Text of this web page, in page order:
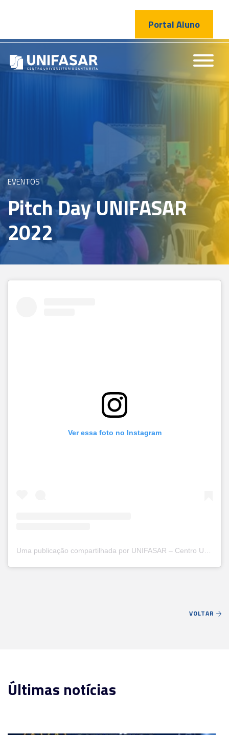
Portal Aluno
EVENTOS
Pitch Day UNIFASAR
2022
Ver essa foto no Instagram
Uma publicação compartilhada por UNIFASAR – Centro Universitário Santa Rita (@unifasar)
VOLTAR
Últimas notícias